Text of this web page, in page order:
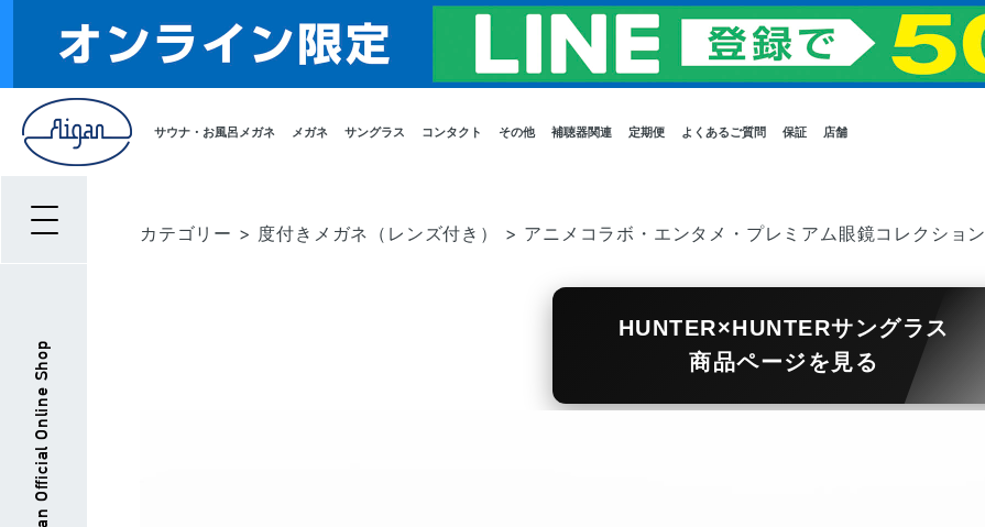
サウナ・お風呂メガネ メガネ サングラス コンタクト その他 補聴器関連 定期便 よくあるご質問 保証 店舗
カテゴリー > 度付きメガネ（レンズ付き） > アニメコラボ・エンタメ・プレミアム眼鏡コレクション
HUNTER×HUNTERサングラス
商品ページを見る
Aigan Official Online Shop